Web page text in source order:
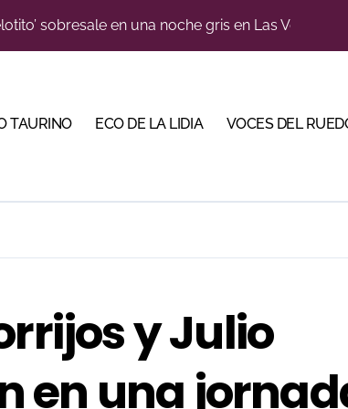
de Tauroemoción en Huesca: «Todas las figuras
para impulsar la corrida de la Piedad
su temporada de figura y el palco niega el
TAURINO ECO DE LA LIDIA VOCES DEL
y Julio
en una